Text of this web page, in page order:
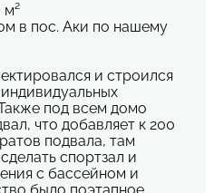
в пос. Аки по нашему
и строился
под всем домо
что добавляет к 200
подвала, там
спортзал и
с бассейном и
было поэтапное